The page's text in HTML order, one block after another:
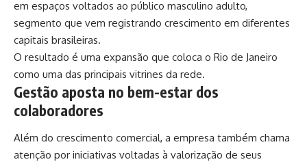
em espaços voltados ao público masculino adulto,
segmento que vem registrando crescimento em diferentes
capitais brasileiras.
O resultado é uma expansão que coloca o Rio de Janeiro
como uma das principais vitrines da rede.
Gestão aposta no bem-estar dos
colaboradores
Além do crescimento comercial, a empresa também chama
atenção por iniciativas voltadas à valorização de seus